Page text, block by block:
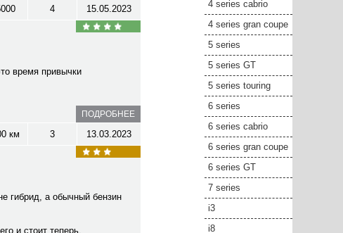
4 15.05.2023
время привычки
ПОДРОБНЕЕ
км 3 13.03.2023
гибрид, а обычный бензин
и стоит теперь.
4 series cabrio
4 series gran coupe
5 series
5 series GT
5 series touring
6 series
6 series cabrio
6 series gran coupe
6 series GT
7 series
i3
i8